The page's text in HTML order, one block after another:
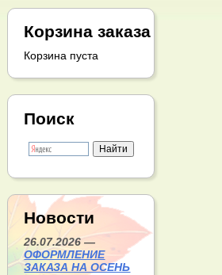
Корзина заказа
Корзина пуста
Поиск
Новости
26.07.2026 —
ОФОРМЛЕНИЕ
ЗАКАЗА НА ОСЕНЬ